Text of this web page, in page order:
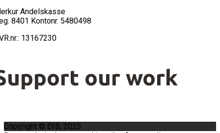
Andelskasse
8401 Kontonr. 5480498
13167230
our work
Copyright © DIB, 2025